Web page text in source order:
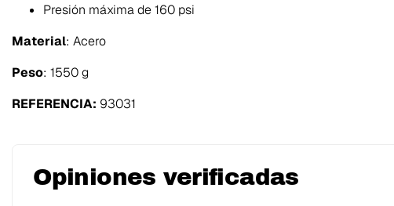
Presión máxima de 160 psi
Material: Acero
Peso: 1550 g
REFERENCIA: 93031
Opiniones verificadas